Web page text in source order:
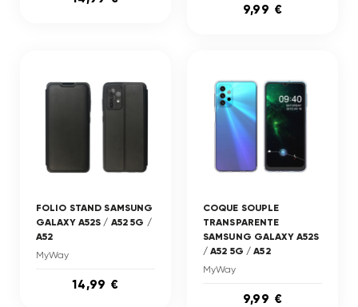
9,99 €
FOLIO STAND SAMSUNG
GALAXY A52S / A52 5G /
A52
MyWay
14,99 €
COQUE SOUPLE
TRANSPARENTE
SAMSUNG GALAXY A52S
/ A52 5G / A52
MyWay
9,99 €